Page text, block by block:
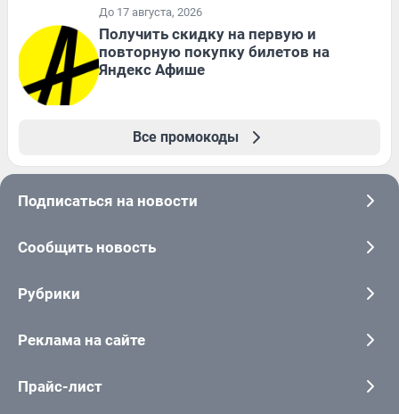
До 17 августа, 2026
Получить скидку на первую и
повторную покупку билетов на
Яндекс Афише
Все промокоды
Подписаться на новости
Сообщить новость
Рубрики
Реклама на сайте
Прайс-лист